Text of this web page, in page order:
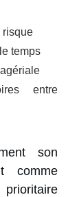
risque
temps
entre
son
comme